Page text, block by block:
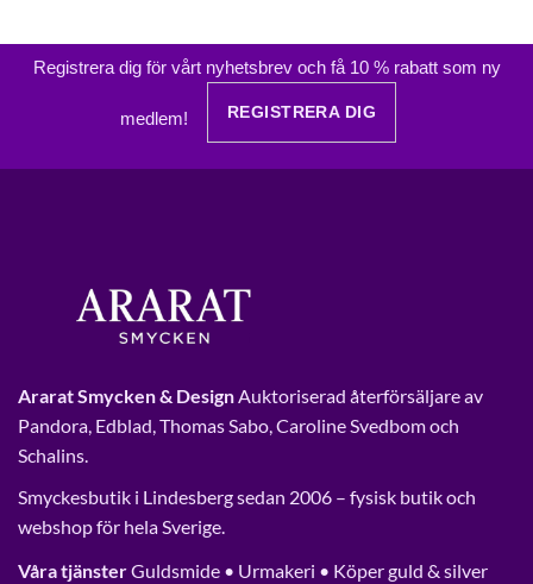
Registrera dig för vårt nyhetsbrev och få 10 % rabatt som ny
medlem! REGISTRERA DIG
Ararat Smycken & DesignAuktoriserad återförsäljare av
Pandora, Edblad, Thomas Sabo, Caroline Svedbom och
Schalins.
Smyckesbutik i Lindesberg sedan 2006 – fysisk butik och
webshop för hela Sverige.
Våra tjänsterGuldsmide • Urmakeri • Köper guld & silver